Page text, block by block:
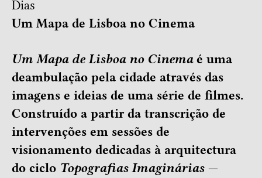
Dias
Um Mapa de Lisboa no Cinema
Um Mapa de Lisboa no Cinemaé uma
deambulação pela cidade através das
imagens e ideias de uma série de filmes.
Construído a partir da transcrição de
intervenções em sessões de
visionamento dedicadas à arquitectura
do ciclo Topografias Imaginárias —